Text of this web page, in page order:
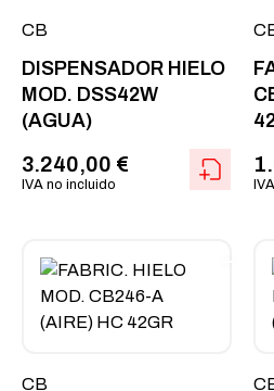
CB
DISPENSADOR HIELO
MOD. DSS42W
(AGUA)
3.240,00 €
IVA no incluido
CB